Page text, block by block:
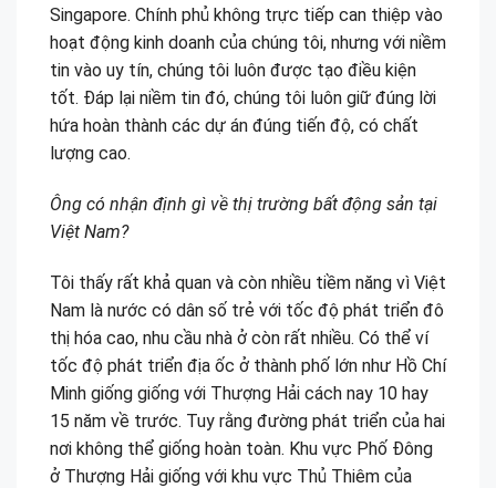
Singapore. Chính phủ không trực tiếp can thiệp vào
hoạt động kinh doanh của chúng tôi, nhưng với niềm
tin vào uy tín, chúng tôi luôn được tạo điều kiện
tốt. Đáp lại niềm tin đó, chúng tôi luôn giữ đúng lời
hứa hoàn thành các dự án đúng tiến độ, có chất
lượng cao.
Ông có nhận định gì về thị trường bất động sản tại
Việt Nam?
Tôi thấy rất khả quan và còn nhiều tiềm năng vì Việt
Nam là nước có dân số trẻ với tốc độ phát triển đô
thị hóa cao, nhu cầu nhà ở còn rất nhiều. Có thể ví
tốc độ phát triển địa ốc ở thành phố lớn như Hồ Chí
Minh giống giống với Thượng Hải cách nay 10 hay
15 năm về trước. Tuy rằng đường phát triển của hai
nơi không thể giống hoàn toàn. Khu vực Phố Đông
ở Thượng Hải giống với khu vực Thủ Thiêm của